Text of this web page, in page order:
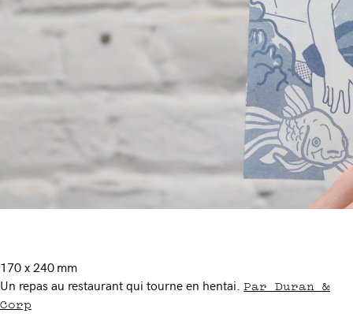
170 x 240 mm
Un repas au restaurant qui tourne en hentai. Par Duran &
Corp